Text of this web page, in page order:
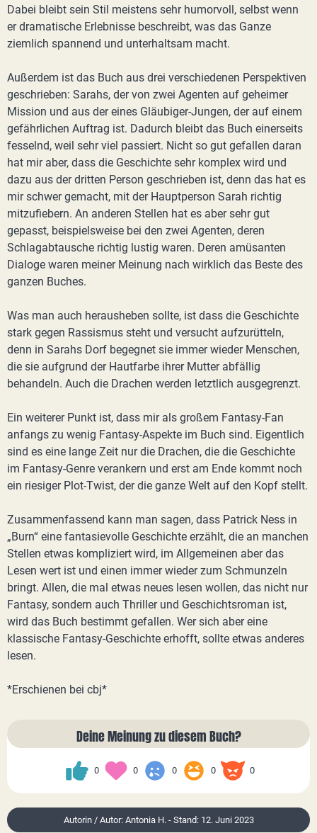
Dabei bleibt sein Stil meistens sehr humorvoll, selbst wenn
er dramatische Erlebnisse beschreibt, was das Ganze
ziemlich spannend und unterhaltsam macht.
Außerdem ist das Buch aus drei verschiedenen Perspektiven
geschrieben: Sarahs, der von zwei Agenten auf geheimer
Mission und aus der eines Gläubiger-Jungen, der auf einem
gefährlichen Auftrag ist. Dadurch bleibt das Buch einerseits
fesselnd, weil sehr viel passiert. Nicht so gut gefallen daran
hat mir aber, dass die Geschichte sehr komplex wird und
dazu aus der dritten Person geschrieben ist, denn das hat es
mir schwer gemacht, mit der Hauptperson Sarah richtig
mitzufiebern. An anderen Stellen hat es aber sehr gut
gepasst, beispielsweise bei den zwei Agenten, deren
Schlagabtausche richtig lustig waren. Deren amüsanten
Dialoge waren meiner Meinung nach wirklich das Beste des
ganzen Buches.
Was man auch herausheben sollte, ist dass die Geschichte
stark gegen Rassismus steht und versucht aufzurütteln,
denn in Sarahs Dorf begegnet sie immer wieder Menschen,
die sie aufgrund der Hautfarbe ihrer Mutter abfällig
behandeln. Auch die Drachen werden letztlich ausgegrenzt.
Ein weiterer Punkt ist, dass mir als großem Fantasy-Fan
anfangs zu wenig Fantasy-Aspekte im Buch sind. Eigentlich
sind es eine lange Zeit nur die Drachen, die die Geschichte
im Fantasy-Genre verankern und erst am Ende kommt noch
ein riesiger Plot-Twist, der die ganze Welt auf den Kopf stellt.
Zusammenfassend kann man sagen, dass Patrick Ness in
„Burn“ eine fantasievolle Geschichte erzählt, die an manchen
Stellen etwas kompliziert wird, im Allgemeinen aber das
Lesen wert ist und einen immer wieder zum Schmunzeln
bringt. Allen, die mal etwas neues lesen wollen, das nicht nur
Fantasy, sondern auch Thriller und Geschichtsroman ist,
wird das Buch bestimmt gefallen. Wer sich aber eine
klassische Fantasy-Geschichte erhofft, sollte etwas anderes
lesen.
*Erschienen bei cbj*
Deine Meinung zu diesem Buch?
0 0 0 0 0
Autorin / Autor: Antonia H. - Stand: 12. Juni 2023